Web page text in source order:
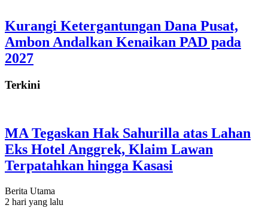
Kurangi Ketergantungan Dana Pusat,
Ambon Andalkan Kenaikan PAD pada
2027
Terkini
MA Tegaskan Hak Sahurilla atas Lahan
Eks Hotel Anggrek, Klaim Lawan
Terpatahkan hingga Kasasi
Berita Utama
2 hari yang lalu